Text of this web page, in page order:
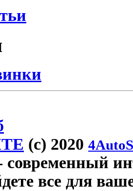
(c) 2020
современный
все для